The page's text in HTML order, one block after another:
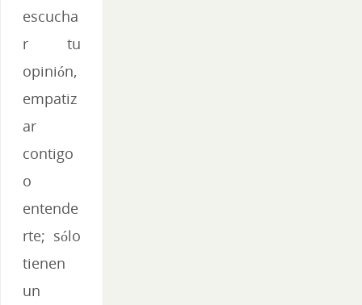
escucha
r tu
opinión,
empatiz
ar
contigo
o
entende
rte; sólo
tienen
un